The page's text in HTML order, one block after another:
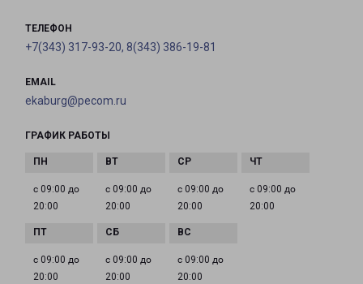
ТЕЛЕФОН
+7(343) 317-93-20, 8(343) 386-19-81
EMAIL
ekaburg@pecom.ru
ГРАФИК РАБОТЫ
с 09:00 до
20:00
с 09:00 до
20:00
с 09:00 до
20:00
с 09:00 до
20:00
с 09:00 до
20:00
с 09:00 до
20:00
с 09:00 до
20:00